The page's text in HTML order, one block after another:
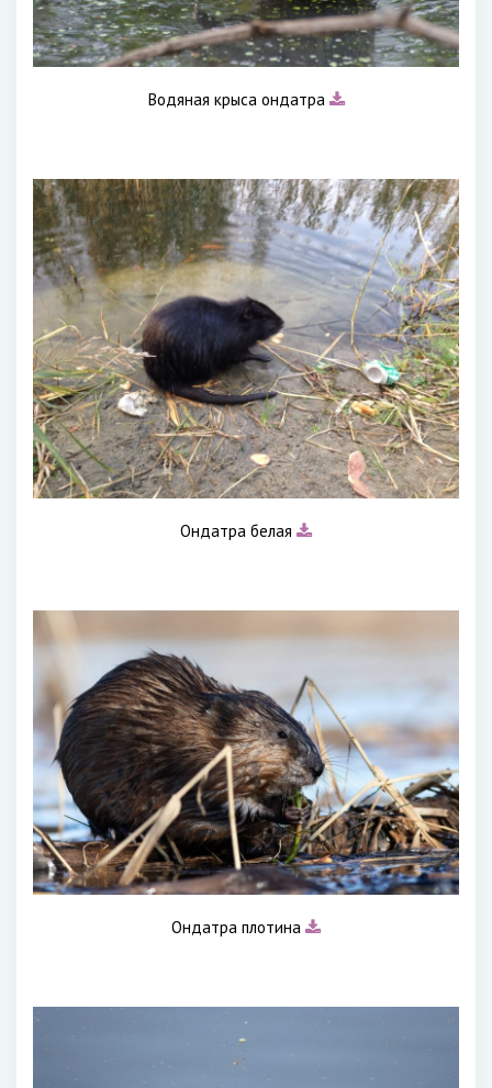
Водяная крыса ондатра
Ондатра белая
Ондатра плотина